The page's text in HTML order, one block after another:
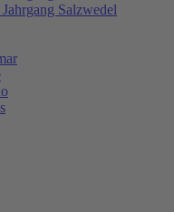
Salzwedel